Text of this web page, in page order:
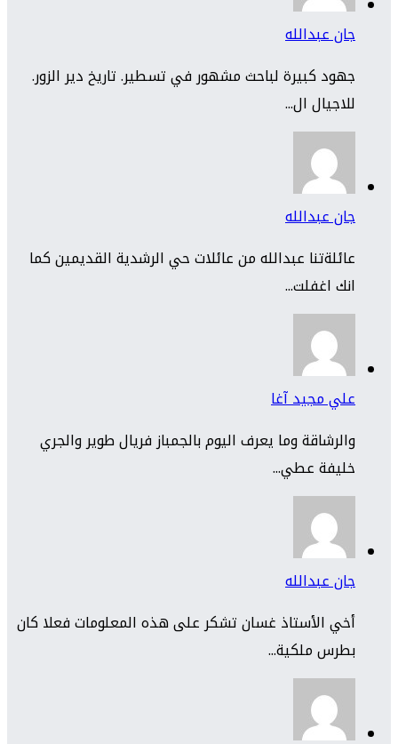
جان عبدالله
جهود كبيرة لباحث مشهور في تسطير. تاريخ دير الزور.
للاجيال ال...
جان عبدالله
عائلةتنا عبدالله من عائلات حي الرشدية القديمين كما
انك اغفلت...
علي مجيد آغا
والرشاقة وما يعرف اليوم بالجمباز فريال طوير والجري
خليفة عطي...
جان عبدالله
أخي الأستاذ غسان تشكر على هذه المعلومات فعلا كان
بطرس ملكية...